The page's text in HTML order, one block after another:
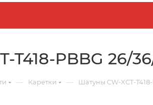
T418-PBBG 26/
— Каретки — Шатуны CW-XCT-